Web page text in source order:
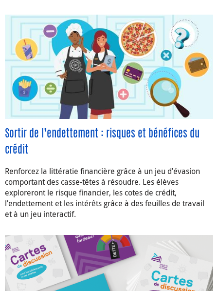
Sortir de l’endettement : risques et bénéfices du
crédit
Renforcez la littératie financière grâce à un jeu d’évasion
comportant des casse-têtes à résoudre. Les élèves
exploreront le risque financier, les cotes de crédit,
l’endettement et les intérêts grâce à des feuilles de travail
et à un jeu interactif.